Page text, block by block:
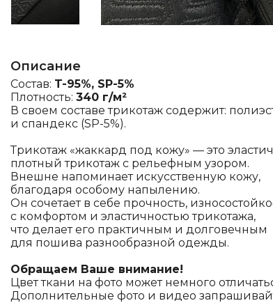
Описание
Состав: T-95%, SP-5%
Плотность: 340 г/м²
В своем составе трикотаж содержит:
и спандекс (SP-5%).
Трикотаж «жаккард под кожу» — это
плотный трикотаж с рельефным узором.
Внешне напоминает искусственную кожу,
благодаря особому напылению.
Он сочетает в себе прочность,
с комфортом и эластичностью трикотажа,
что делает его практичным и долговечным
для пошива разнообразной одежды.
Обращаем Ваше внимание!
Цвет ткани на фото может немного
Дополнительные фото и видео